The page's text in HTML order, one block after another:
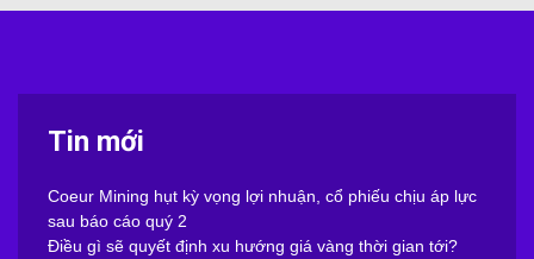
Tin mới
Coeur Mining hụt kỳ vọng lợi nhuận, cổ phiếu chịu áp lực
sau báo cáo quý 2
Điều gì sẽ quyết định xu hướng giá vàng thời gian tới?